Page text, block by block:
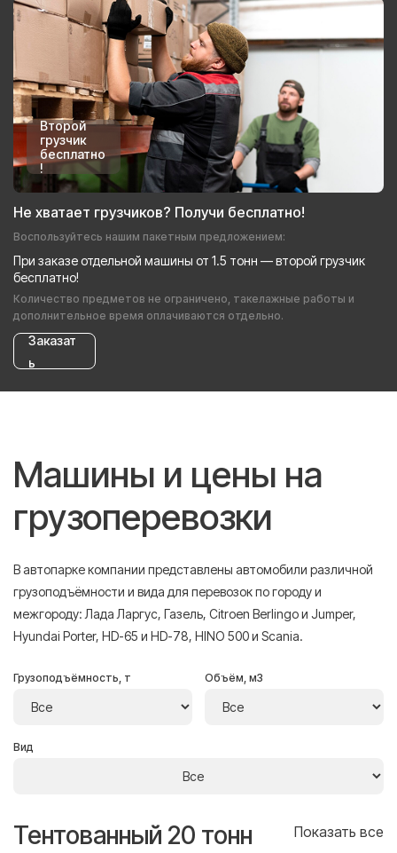
Второй
грузчик
бесплатно
!
Не хватает грузчиков? Получи бесплатно!
Воспользуйтесь нашим пакетным предложением:
При заказе отдельной машины от 1.5 тонн — второй грузчик
бесплатно!
Количество предметов не ограничено, такелажные работы и
дополнительное время оплачиваются отдельно.
Заказат
ь
Машины и цены на
грузоперевозки
В автопарке компании представлены автомобили различной
грузоподъёмности и вида для перевозок по городу и
межгороду: Лада Ларгус, Газель, Citroen Berlingo и Jumper,
Hyundai Porter, HD-65 и HD-78, HINO 500 и Scania.
Грузоподъёмность, т Объём, м3
Вид
Тентованный 20 тонн Показать все